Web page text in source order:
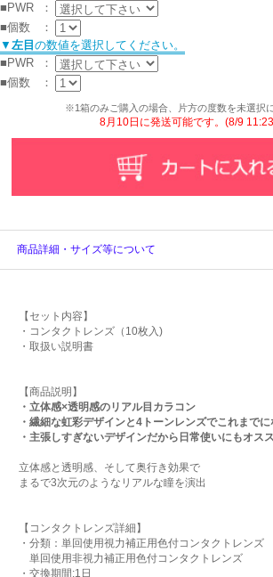
■PWR
：
■個数
：
▼ 左目 の数値を選択してください。
■PWR
：
■個数
：
※1箱のみご購入の場合、片方の度数を未選択
8月10日に発送可能です。(8/9
商品詳細・サイズ等について
【セット内容】
・コンタクトレンズ（10枚入)
・取扱い説明書
【商品説明】
・立体感×透明感のリアル目カラコン
・繊細な虹彩デザインと4トーンレンズでこれまで
・主張しすぎないデザインだから日常使いにもオス
立体感と透明感、そして奥行き効果で
まるで3次元のようなリアルな瞳を演出
【コンタクトレンズ詳細】
・分類：単回使用視力補正用色付コンタクトレンズ
単回使用非視力補正用色付コンタクトレンズ
・交換期間:1日